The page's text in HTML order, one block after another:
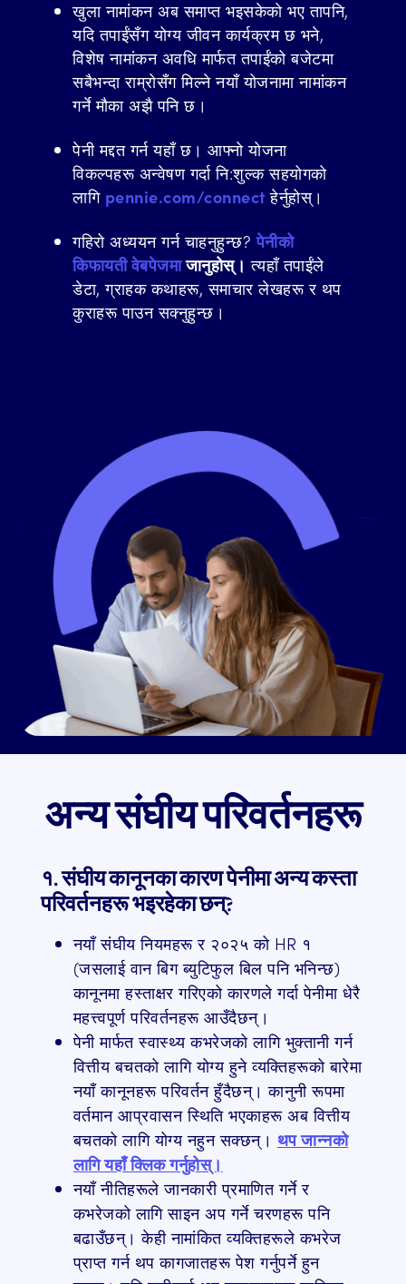
खुला नामांकन अब समाप्त भइसकेको भए तापनि,
यदि तपाईंसँग योग्य जीवन कार्यक्रम छ भने,
विशेष नामांकन अवधि मार्फत तपाईंको बजेटमा
सबैभन्दा राम्रोसँग मिल्ने नयाँ योजनामा ​​नामांकन
गर्ने मौका अझै पनि छ।
पेनी मद्दत गर्न यहाँ छ। आफ्नो योजना
विकल्पहरू अन्वेषण गर्दा नि:शुल्क सहयोगको
लागि pennie.com/connect हेर्नुहोस्।
गहिरो अध्ययन गर्न चाहनुहुन्छ?पेनीको
किफायती वेबपेजमाजानुहोस्। त्यहाँ तपाईंले
डेटा, ग्राहक कथाहरू, समाचार लेखहरू र थप
कुराहरू पाउन सक्नुहुन्छ।
अन्य संघीय परिवर्तनहरू
१. संघीय कानूनका कारण पेनीमा अन्य कस्ता
परिवर्तनहरू भइरहेका छन्?
नयाँ संघीय नियमहरू र २०२५ को HR १
(जसलाई वान बिग ब्युटिफुल बिल पनि भनिन्छ)
कानूनमा हस्ताक्षर गरिएको कारणले गर्दा पेनीमा धेरै
महत्त्वपूर्ण परिवर्तनहरू आउँदैछन्।
पेनी मार्फत स्वास्थ्य कभरेजको लागि भुक्तानी गर्न
वित्तीय बचतको लागि योग्य हुने व्यक्तिहरूको बारेमा
नयाँ कानूनहरू परिवर्तन हुँदैछन्। कानुनी रूपमा
वर्तमान आप्रवासन स्थिति भएकाहरू अब वित्तीय
बचतको लागि योग्य नहुन सक्छन्। थप जान्नको
लागि यहाँ क्लिक गर्नुहोस्।
नयाँ नीतिहरूले जानकारी प्रमाणित गर्ने र
कभरेजको लागि साइन अप गर्ने चरणहरू पनि
बढाउँछन्। केही नामांकित व्यक्तिहरूले कभरेज
प्राप्त गर्न थप कागजातहरू पेश गर्नुपर्ने हुन